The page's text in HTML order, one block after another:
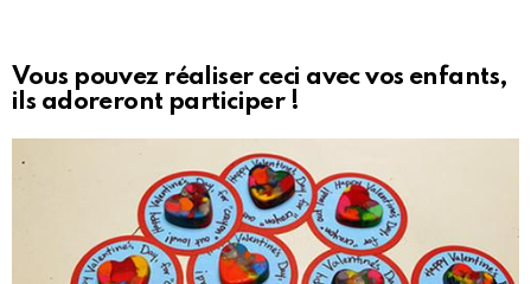
Vous pouvez réaliser ceci avec vos enfants,
ils adoreront participer !